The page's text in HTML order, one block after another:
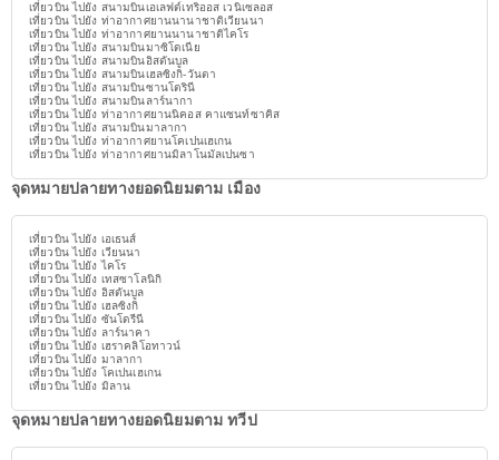
เที่ยวบิน ไปยัง สนามบินเอเลฟต์เทริออส เวนิเซลอส
เที่ยวบิน ไปยัง ท่าอากาศยานนานาชาติเวียนนา
เที่ยวบิน ไปยัง ท่าอากาศยานนานาชาติไคโร
เที่ยวบิน ไปยัง สนามบินมาซิโดเนีย
เที่ยวบิน ไปยัง สนามบินอิสตันบูล
เที่ยวบิน ไปยัง สนามบินเฮลซิงกิ-วันตา
เที่ยวบิน ไปยัง สนามบินซานโตรินี
เที่ยวบิน ไปยัง สนามบินลาร์นากา
เที่ยวบิน ไปยัง ท่าอากาศยานนิคอส คาแซนท์ซาคิส
เที่ยวบิน ไปยัง สนามบินมาลากา
เที่ยวบิน ไปยัง ท่าอากาศยานโคเปนเฮเกน
เที่ยวบิน ไปยัง ท่าอากาศยานมิลาโนมัลเปนซา
จุดหมายปลายทางยอดนิยมตาม เมือง
เที่ยวบิน ไปยัง เอเธนส์
เที่ยวบิน ไปยัง เวียนนา
เที่ยวบิน ไปยัง ไคโร
เที่ยวบิน ไปยัง เทสซาโลนิกิ
เที่ยวบิน ไปยัง อิสตันบูล
เที่ยวบิน ไปยัง เฮลซิงกิ
เที่ยวบิน ไปยัง ซันโดรีนี
เที่ยวบิน ไปยัง ลาร์นาคา
เที่ยวบิน ไปยัง เฮราคลิโอทาวน์
เที่ยวบิน ไปยัง มาลากา
เที่ยวบิน ไปยัง โคเปนเฮเกน
เที่ยวบิน ไปยัง มิลาน
จุดหมายปลายทางยอดนิยมตาม ทวีป